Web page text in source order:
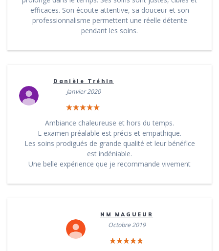
efficaces. Son écoute attentive, sa douceur et son
professionnalisme permettent une réelle détente
pendant les soins.
Danièle Tréhin
Janvier 2020
Ambiance chaleureuse et hors du temps.
L examen préalable est précis et empathique.
Les soins prodigués de grande qualité et leur bénéfice
est indéniable.
Une belle expérience que je recommande vivement
NM MAGUEUR
Octobre 2019